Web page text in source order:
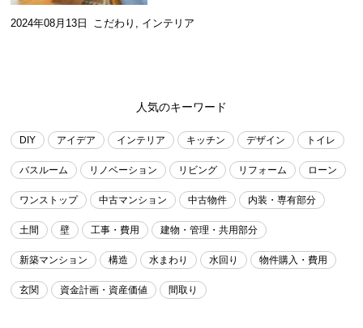
2024年08月13日 こだわり , インテリア
人気のキーワード
DIY アイデア インテリア キッチン デザイン トイレ
バスルーム リノベーション リビング リフォーム ローン
ワンストップ 中古マンション 中古物件 内装・専有部分
土間 壁 工事・費用 建物・管理・共用部分
新築マンション 構造 水まわり 水回り 物件購入・費用
玄関 資金計画・資産価値 間取り